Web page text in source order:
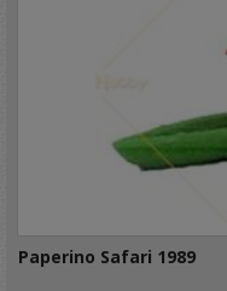
Paperino Safari 1989